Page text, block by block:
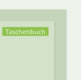
Taschenbuch